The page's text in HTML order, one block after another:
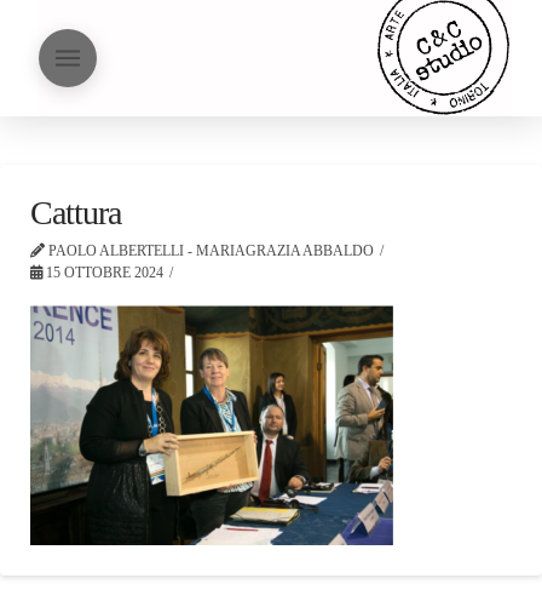
Cattura
PAOLO ALBERTELLI - MARIAGRAZIA ABBALDO
15 OTTOBRE 2024